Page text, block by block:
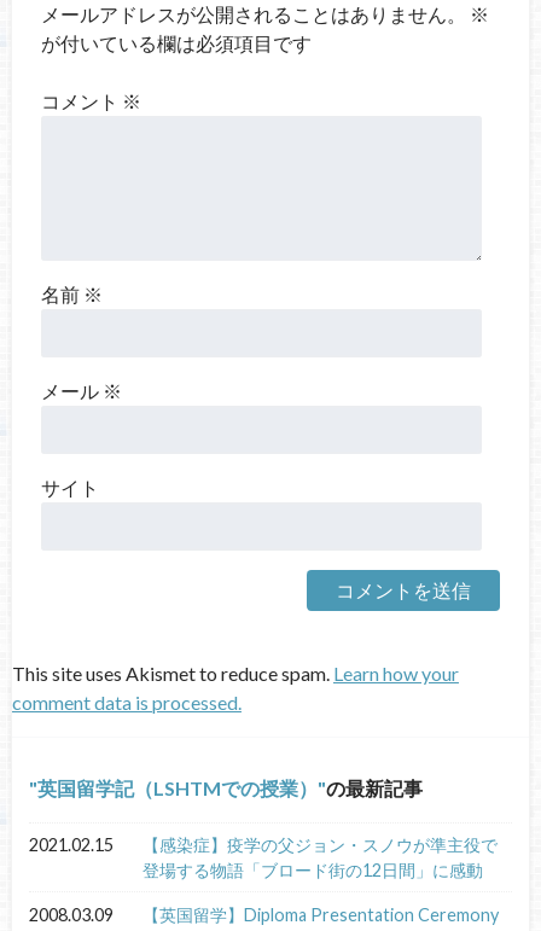
メールアドレスが公開されることはありません。
※
が付いている欄は必須項目です
コメント ※
名前 ※
メール ※
サイト
This site uses Akismet to reduce spam. Learn how your
comment data is processed.
英国留学記（LSHTMでの授業） の最新記事
2021.02.15
【感染症】疫学の父ジョン・スノウが準主役で
登場する物語「ブロード街の12日間」に感動
2008.03.09 【英国留学】Diploma Presentation Ceremony